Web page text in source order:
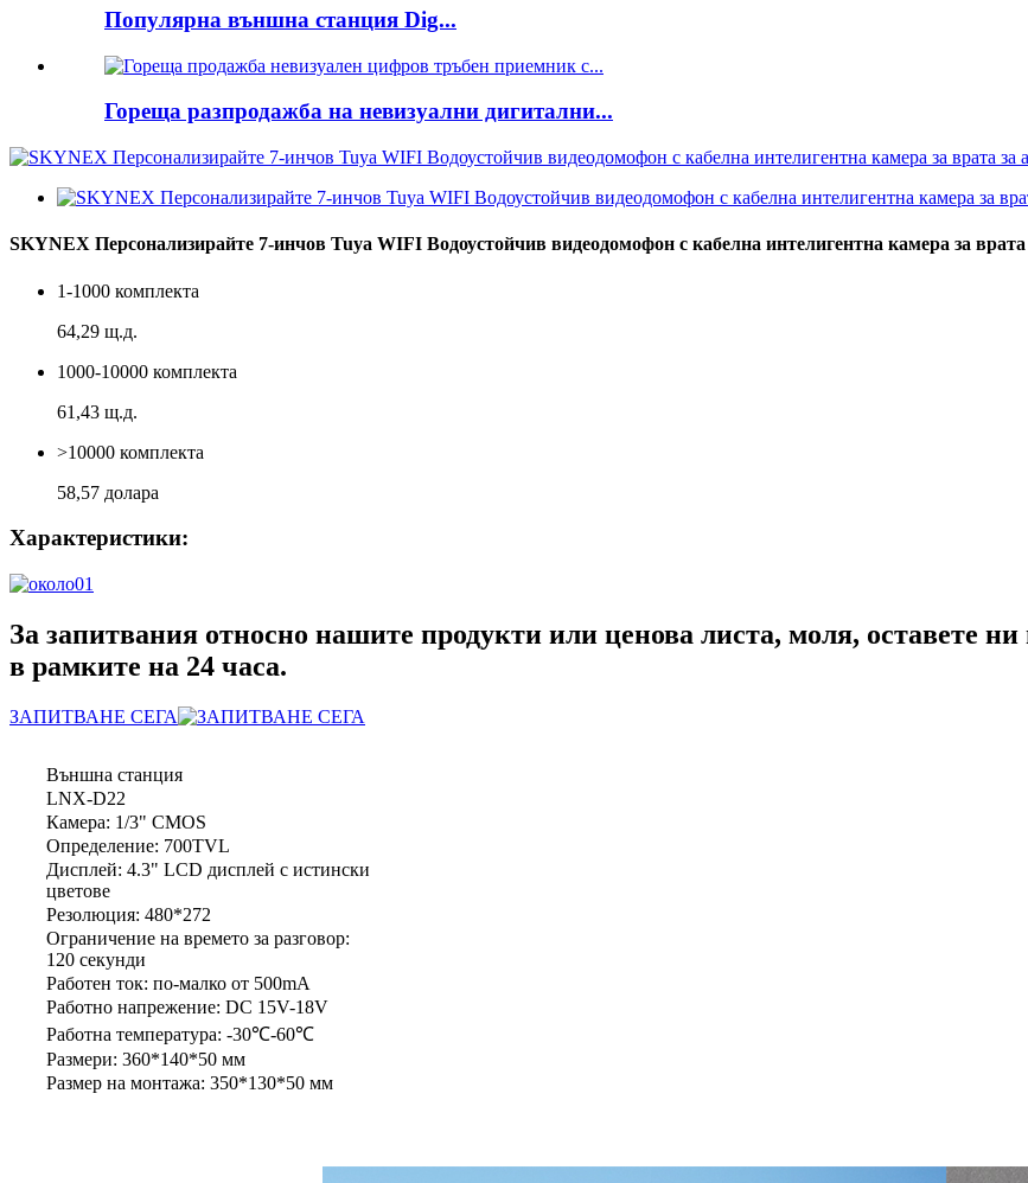
Популярна външна станция Dig...
Гореща разпродажба на невизуални дигитални...
SKYNEX Персонализирайте 7-инчов Tuya WIFI Водоустойчив видеодомофон с кабелна интелигентна камера за
1-1000 комплекта
64,29 щ.д.
1000-10000 комплекта
61,43 щ.д.
>10000 комплекта
58,57 долара
Характеристики:
За запитвания относно нашите продукти или ценова листа, моля, оставете
в рамките на 24 часа.
ЗАПИТВАНЕ СЕГА
Външна станция
LNX-D22
Камера: 1/3" CMOS
Определение: 700TVL
Дисплей: 4.3" LCD дисплей с истински
цветове
Резолюция: 480*272
Ограничение на времето за разговор:
120 секунди
Работен ток: по-малко от 500mA
Работно напрежение: DC 15V-18V
Работна температура: -30℃-60℃
Размери: 360*140*50 мм
Размер на монтажа: 350*130*50 мм